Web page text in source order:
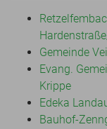
Gemeinde
Evang.
Krippe
Edeka
Bauhof-